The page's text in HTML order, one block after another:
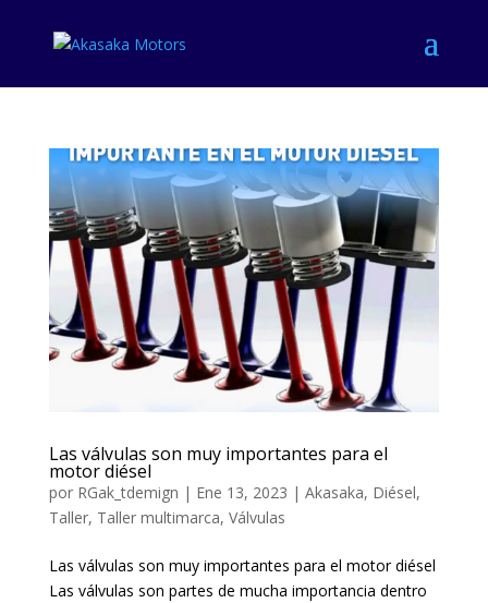
Las válvulas son muy importantes para el
motor diésel
por RGak_tdemign | Ene 13, 2023 | Akasaka, Diésel,
Taller, Taller multimarca, Válvulas
Las válvulas son muy importantes para el motor diésel
Las válvulas son partes de mucha importancia dentro